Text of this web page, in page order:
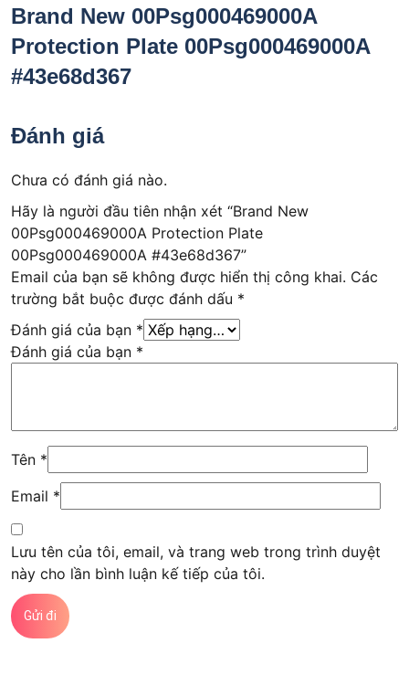
Brand New 00Psg000469000A
Protection Plate 00Psg000469000A
#43e68d367
Đánh giá
Chưa có đánh giá nào.
Hãy là người đầu tiên nhận xét “Brand New
00Psg000469000A Protection Plate
00Psg000469000A #43e68d367”
Email của bạn sẽ không được hiển thị công khai. Các
trường bắt buộc được đánh dấu *
Đánh giá của bạn *
Đánh giá của bạn *
Tên *
Email *
Lưu tên của tôi, email, và trang web trong trình duyệt
này cho lần bình luận kế tiếp của tôi.